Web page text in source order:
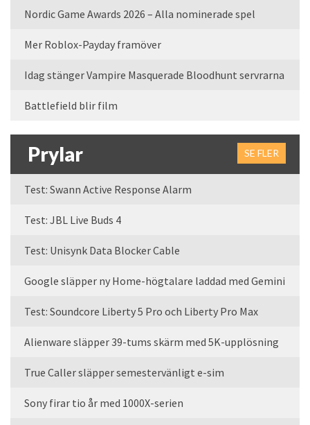
Nordic Game Awards 2026 – Alla nominerade spel
Mer Roblox-Payday framöver
Idag stänger Vampire Masquerade Bloodhunt servrarna
Battlefield blir film
Prylar SE FLER
Test: Swann Active Response Alarm
Test: JBL Live Buds 4
Test: Unisynk Data Blocker Cable
Google släpper ny Home-högtalare laddad med Gemini
Test: Soundcore Liberty 5 Pro och Liberty Pro Max
Alienware släpper 39-tums skärm med 5K-upplösning
True Caller släpper semestervänligt e-sim
Sony firar tio år med 1000X-serien